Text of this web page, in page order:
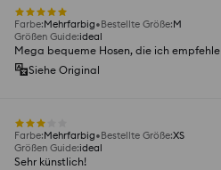
Farbe:Mehrfarbig Bestellte Größe:M
Größen Guide:ideal
Mega bequeme Hosen, die ich empfehle
Siehe Original
Farbe:Mehrfarbig Bestellte Größe:XS
Größen Guide:ideal
Sehr künstlich!